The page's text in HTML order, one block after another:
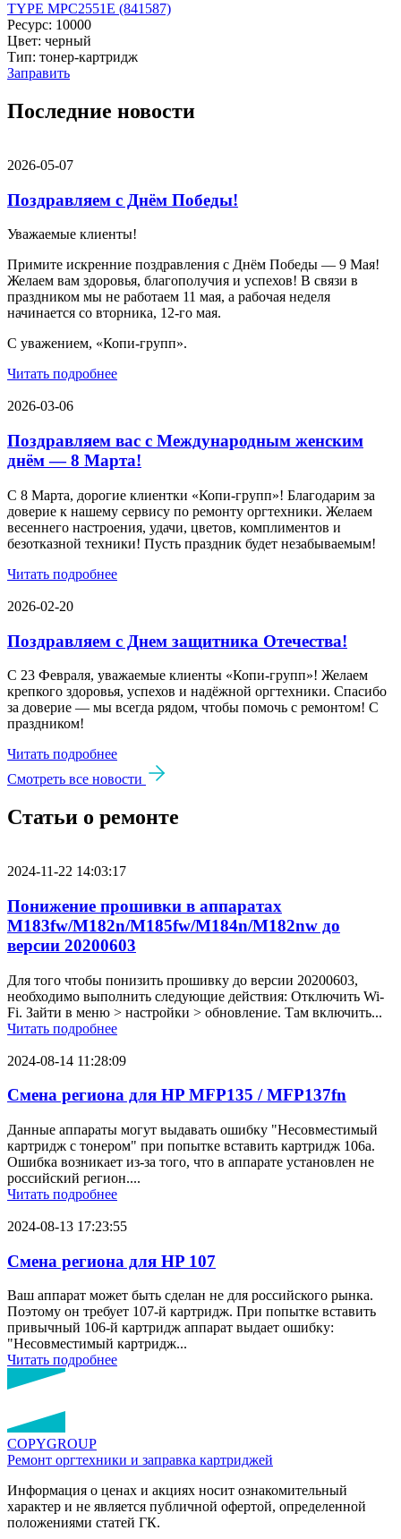
TYPE MPC2551E (841587)
Ресурс: 10000
Цвет: черный
Тип: тонер-картридж
Заправить
Последние новости
2026-05-07
Поздравляем с Днём Победы!
Уважаемые клиенты!
Примите искренние поздравления с Днём Победы — 9 Мая!
Желаем вам здоровья, благополучия и успехов! В связи в
праздником мы не работаем 11 мая, а рабочая неделя
начинается со вторника, 12-го мая.
С уважением, «Копи-групп».
Читать подробнее
2026-03-06
Поздравляем вас с Международным женским
днём — 8 Марта!
С 8 Марта, дорогие клиентки «Копи‑групп»! Благодарим за
доверие к нашему сервису по ремонту оргтехники. Желаем
весеннего настроения, удачи, цветов, комплиментов и
безотказной техники! Пусть праздник будет незабываемым!
Читать подробнее
2026-02-20
Поздравляем с Днем защитника Отечества!
С 23 Февраля, уважаемые клиенты «Копи‑групп»! Желаем
крепкого здоровья, успехов и надёжной оргтехники. Спасибо
за доверие — мы всегда рядом, чтобы помочь с ремонтом! С
праздником!
Читать подробнее
Смотреть все новости
Статьи о ремонте
2024-11-22 14:03:17
Понижение прошивки в аппаратах
M183fw/M182n/M185fw/M184n/M182nw до
версии 20200603
Для того чтобы понизить прошивку до версии 20200603,
необходимо выполнить следующие действия: Отключить Wi-
Fi. Зайти в меню > настройки > обновление. Там включить...
Читать подробнее
2024-08-14 11:28:09
Смена региона для HP MFP135 / MFP137fn
Данные аппараты могут выдавать ошибку "Несовместимый
картридж с тонером" при попытке вставить картридж 106a.
Ошибка возникает из-за того, что в аппарате установлен не
российский регион....
Читать подробнее
2024-08-13 17:23:55
Смена региона для HP 107
Ваш аппарат может быть сделан не для российского рынка.
Поэтому он требует 107-й картридж. При попытке вставить
привычный 106-й картридж аппарат выдает ошибку:
"Несовместимый картридж...
Читать подробнее
COPYGROUP
Ремонт оргтехники и заправка картриджей
Информация о ценах и акциях носит ознакомительный
характер и не является публичной офертой, определенной
положениями статей ГК.